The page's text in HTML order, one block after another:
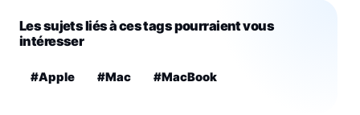
Les sujets liés à ces tags pourraient vous
intéresser
#Apple #Mac #MacBook